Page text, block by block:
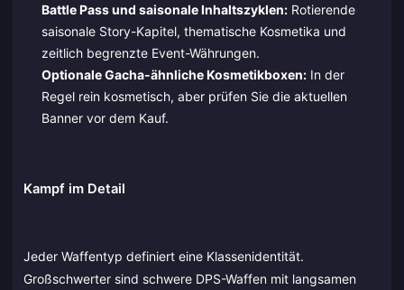
Battle Pass und saisonale Inhaltszyklen:Rotierende
saisonale Story-Kapitel, thematische Kosmetika und
zeitlich begrenzte Event-Währungen.
Optionale Gacha-ähnliche Kosmetikboxen:In der
Regel rein kosmetisch, aber prüfen Sie die aktuellen
Banner vor dem Kauf.
Kampf im Detail
Jeder Waffentyp definiert eine Klassenidentität.
Großschwerter sind schwere DPS-Waffen mit langsamen